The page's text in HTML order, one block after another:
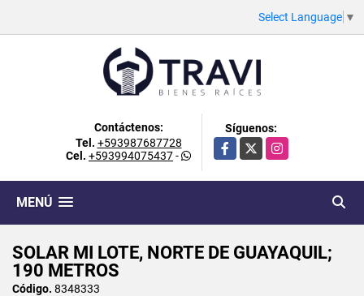
Select Language ▼
Contáctenos:
Tel. +593987687728
Cel. +593994075437-
Síguenos:
Facebook
X Instagram
MENÚ
SOLAR MI LOTE, NORTE DE GUAYAQUIL;
190 METROS
Código. 8348333